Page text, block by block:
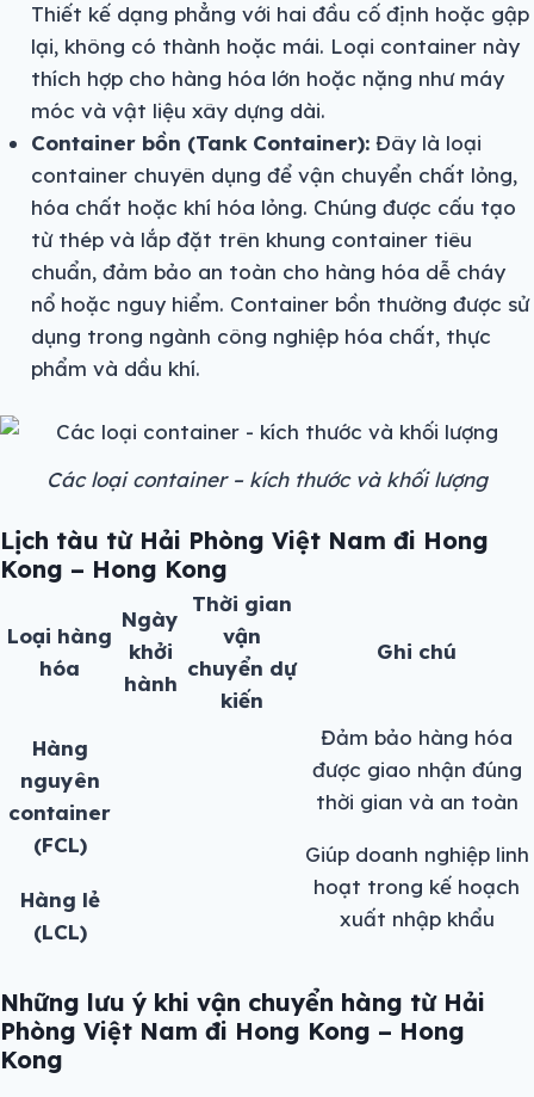
Thiết kế dạng phẳng với hai đầu cố định hoặc gập
lại, không có thành hoặc mái. Loại container này
thích hợp cho hàng hóa lớn hoặc nặng như máy
móc và vật liệu xây dựng dài.
Container bồn (Tank Container):Đây là loại
container chuyên dụng để vận chuyển chất lỏng,
hóa chất hoặc khí hóa lỏng. Chúng được cấu tạo
từ thép và lắp đặt trên khung container tiêu
chuẩn, đảm bảo an toàn cho hàng hóa dễ cháy
nổ hoặc nguy hiểm. Container bồn thường được sử
dụng trong ngành công nghiệp hóa chất, thực
phẩm và dầu khí.
Các loại container – kích thước và khối lượng
Lịch tàu từ Hải Phòng Việt Nam đi Hong
Kong – Hong Kong
Loại hàng
hóa
Ngày
khởi
hành
Thời gian
vận
chuyển dự
kiến
Ghi chú
Hàng
nguyên
container
(FCL)
Đảm bảo hàng hóa
được giao nhận đúng
thời gian và an toàn
Giúp doanh nghiệp linh
hoạt trong kế hoạch
xuất nhập khẩu
Hàng lẻ
(LCL)
Những lưu ý khi vận chuyển hàng từ Hải
Phòng Việt Nam đi Hong Kong – Hong
Kong